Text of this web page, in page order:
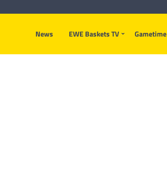
News EWE Baskets TV Gametime